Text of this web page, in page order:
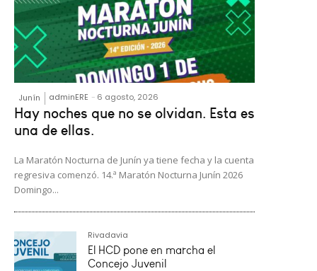
Junín adminERE - 6 agosto, 2026
Hay noches que no se olvidan. Esta es
una de ellas.
La Maratón Nocturna de Junín ya tiene fecha y la cuenta
regresiva comenzó. 14.ª Maratón Nocturna Junín 2026
Domingo...
Rivadavia
El HCD pone en marcha el
Concejo Juvenil